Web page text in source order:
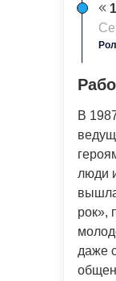
В
люди
рок»,
даже